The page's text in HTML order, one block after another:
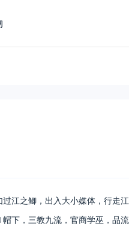
之鲫，出入大小媒体，行走
下，三教九流，官商学巫，品